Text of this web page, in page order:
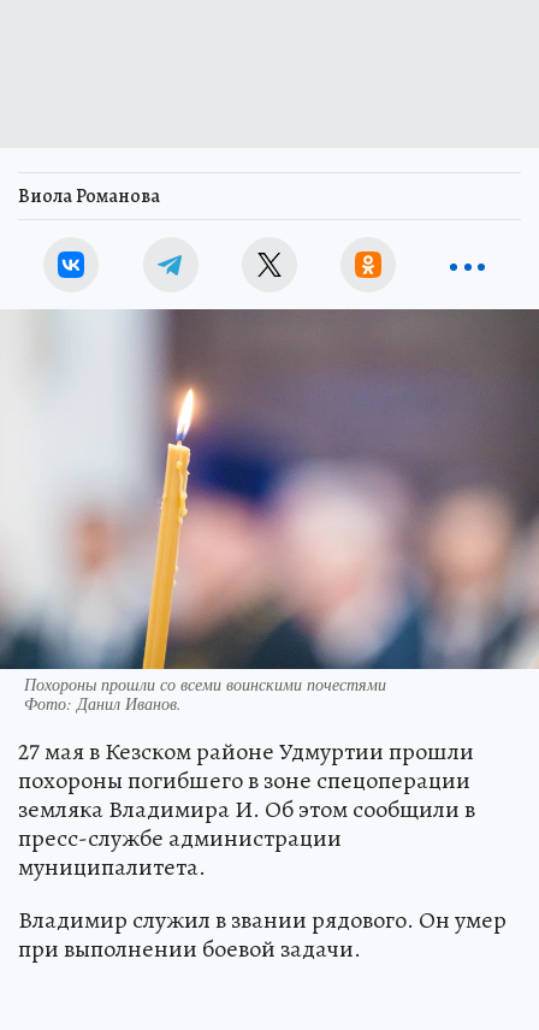
Виола Романова
Похороны прошли со всеми воинскими почестями
Фото:Данил Иванов.
27 мая в Кезском районе Удмуртии прошли
похороны погибшего в зоне спецоперации
земляка Владимира И. Об этом сообщили в
пресс-службе администрации
муниципалитета.
Владимир служил в звании рядового. Он умер
при выполнении боевой задачи.